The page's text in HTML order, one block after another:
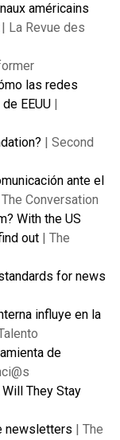
américains
| La Revue des
las redes
EEUU
| Second
ante el
The Conversation
With the US
out | The
for news
influye en la
de
They Stay
newsletters | The